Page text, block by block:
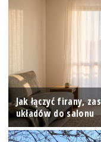
Jak łączyć firany,
układów do salonu